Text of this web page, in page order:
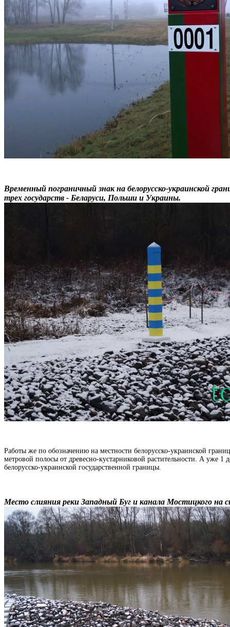
Временный пограничный знак на белорусско-украинской
трех государств - Беларуси, Польши и Украины.
Работы же по обозначению на местности белорусско-украинской
метровой полосы от древесно-кустарниковой растительности. А уже 1
белорусско-украинской государственной границы.
Место слияния реки Западный Буг и канала Мостицкого на